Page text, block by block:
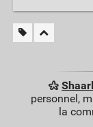
personnel,
la